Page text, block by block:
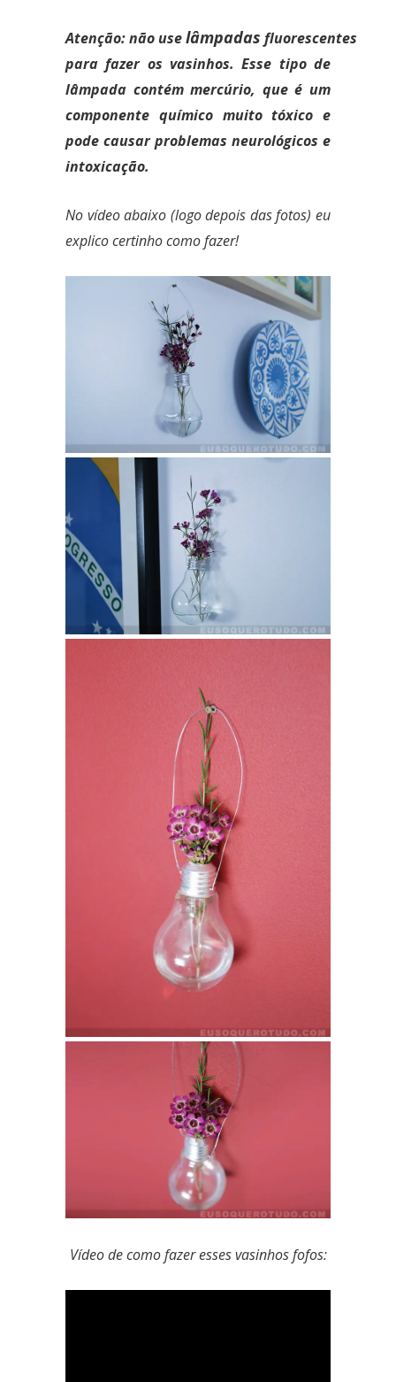
Atenção: não uselâmpadas fluorescentes
para fazer os vasinhos. Esse tipo de
lâmpada contém mercúrio, que é um
componente químico muito tóxico e
pode causar problemas neurológicos e
intoxicação.
No vídeo abaixo (logo depois das fotos) eu
explico certinho como fazer!
Vídeo de como fazer esses vasinhos fofos: